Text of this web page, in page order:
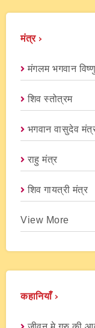
मंत्र ›
मंगलम भगवान विष्णु
शिव स्तोत्रम
भगवान वासुदेव
राहु मंत्र
शिव गायत्री मंत्र
View More
कहानियाँ ›